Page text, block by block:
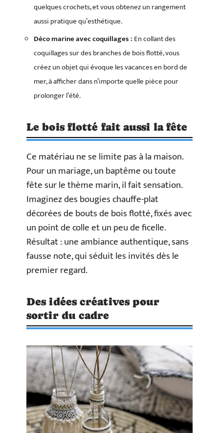
quelques crochets, et vous obtenez un rangement
aussi pratique qu’esthétique.
Déco marine avec coquillages : En collant des
coquillages sur des branches de bois flotté, vous
créez un objet qui évoque les vacances en bord de
mer, à afficher dans n’importe quelle pièce pour
prolonger l’été.
Le bois flotté fait aussi la fête
Ce matériau ne se limite pas à la maison.
Pour un mariage, un baptême ou toute
fête sur le thème marin, il fait sensation.
Imaginez des bougies chauffe-plat
décorées de bouts de bois flotté, fixés avec
un point de colle et un peu de ficelle.
Résultat : une ambiance authentique, sans
fausse note, qui séduit les invités dès le
premier regard.
Des idées créatives pour
sortir du cadre